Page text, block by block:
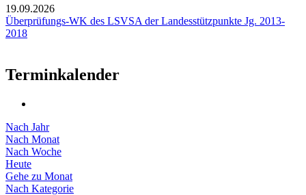
19.09.2026
Überprüfungs-WK des LSVSA der Landesstützpunkte Jg. 2013-
2018
Terminkalender
Nach Jahr
Nach Monat
Nach Woche
Heute
Gehe zu Monat
Nach Kategorie